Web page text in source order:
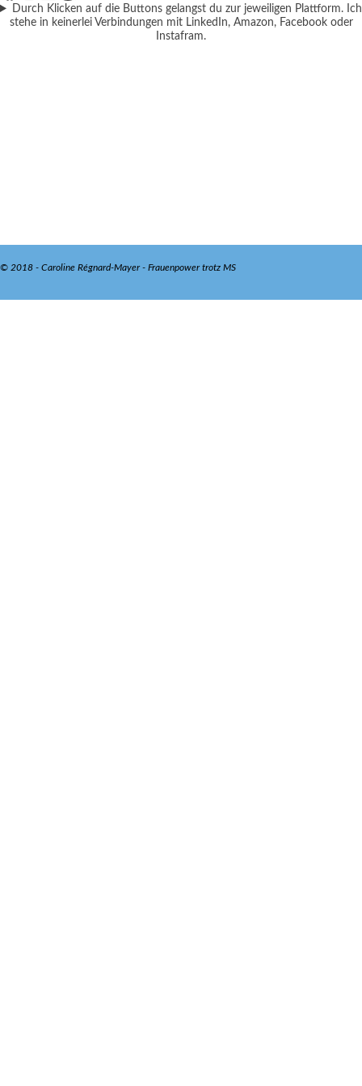
Durch Klicken auf die Buttons gelangst du zur jeweiligen Plattform. Ich
stehe in keinerlei Verbindungen mit LinkedIn, Amazon, Facebook oder
Instafram.
© 2018 - Caroline Régnard-Mayer - Frauenpower trotz MS